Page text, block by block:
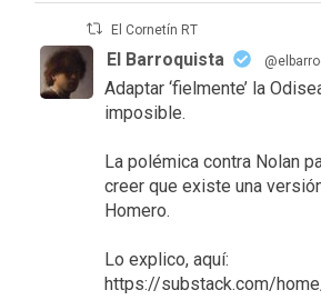
La polémica contra Nolan
creer que existe una versión
Homero.
https://substack.com/
208574376
136 460